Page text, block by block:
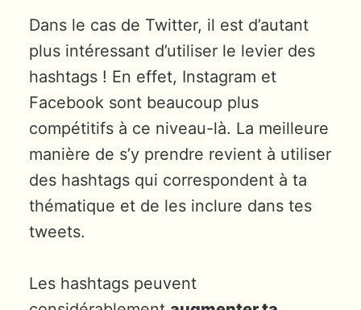
Dans le cas de Twitter, il est d’autant
plus intéressant d’utiliser le levier des
hashtags ! En effet, Instagram et
Facebook sont beaucoup plus
compétitifs à ce niveau-là. La meilleure
manière de s’y prendre revient à utiliser
des hashtags qui correspondent à ta
thématique et de les inclure dans tes
tweets.
Les hashtags peuvent